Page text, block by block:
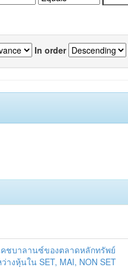
In order
ชบาลานซ์ของตลาดหลักทรัพย์
างหุ้นใน SET, MAI, NON SET